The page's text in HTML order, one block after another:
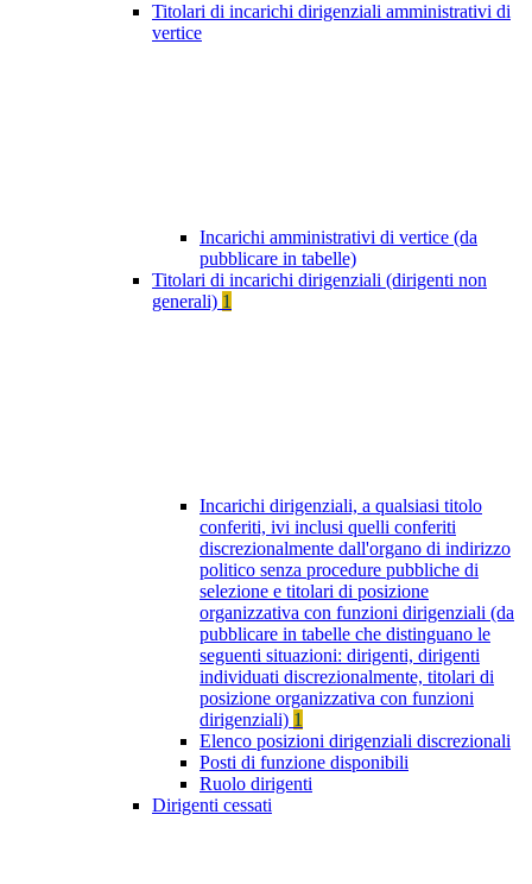
Titolari di incarichi dirigenziali amministrativi di
vertice
Incarichi amministrativi di vertice (da
pubblicare in tabelle)
Titolari di incarichi dirigenziali (dirigenti non
generali) 1
Incarichi dirigenziali, a qualsiasi titolo
conferiti, ivi inclusi quelli conferiti
discrezionalmente dall'organo di indirizzo
politico senza procedure pubbliche di
selezione e titolari di posizione
organizzativa con funzioni dirigenziali (da
pubblicare in tabelle che distinguano le
seguenti situazioni: dirigenti, dirigenti
individuati discrezionalmente, titolari di
posizione organizzativa con funzioni
dirigenziali) 1
Elenco posizioni dirigenziali discrezionali
Posti di funzione disponibili
Ruolo dirigenti
Dirigenti cessati